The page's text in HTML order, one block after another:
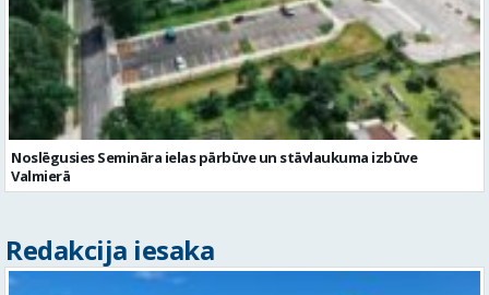
Noslēgusies Semināra ielas pārbūve un stāvlaukuma izbūve
Valmierā
Redakcija iesaka